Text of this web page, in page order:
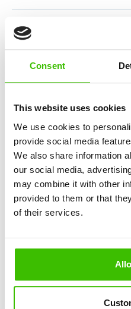
Consent
This website uses cookies
We use cookies to
provide social media
We also share information
our social media,
may combine it with other
provided to them or that
of their services.
mozgásos játékok és a
12
Nagy hangsúly a
Játékterv